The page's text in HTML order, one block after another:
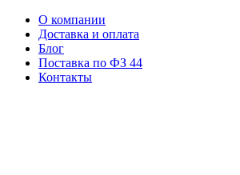
О компании
Доставка и оплата
Блог
Поставка по ФЗ 44
Контакты